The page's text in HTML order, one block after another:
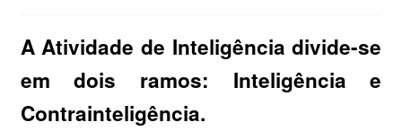
A Atividade de Inteligência divide-se
em dois ramos: Inteligência e
Contrainteligência.